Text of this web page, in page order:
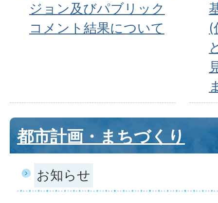
ジョン及びパブリック
コメント結果について
(
都市計画・まちづくり
お知らせ